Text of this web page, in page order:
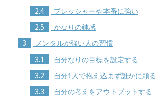
2.4 プレッシャーや本番に強い
2.5 かなりの鈍感
3 メンタルが強い人の習慣
3.1 自分なりの目標を設定する
3.2 自分1人で抱え込まず誰かに頼る
3.3 自分の考えをアウトプットする